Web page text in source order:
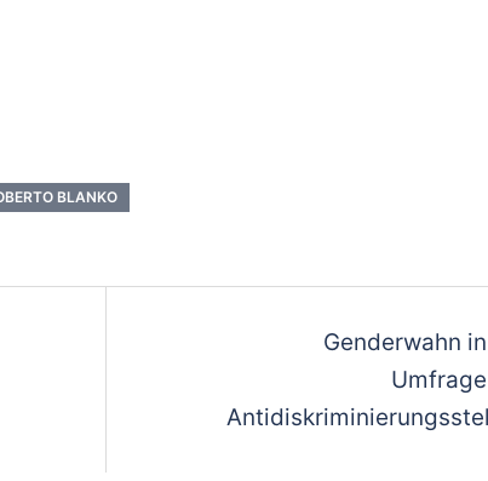
BLANKO
Genderwahn